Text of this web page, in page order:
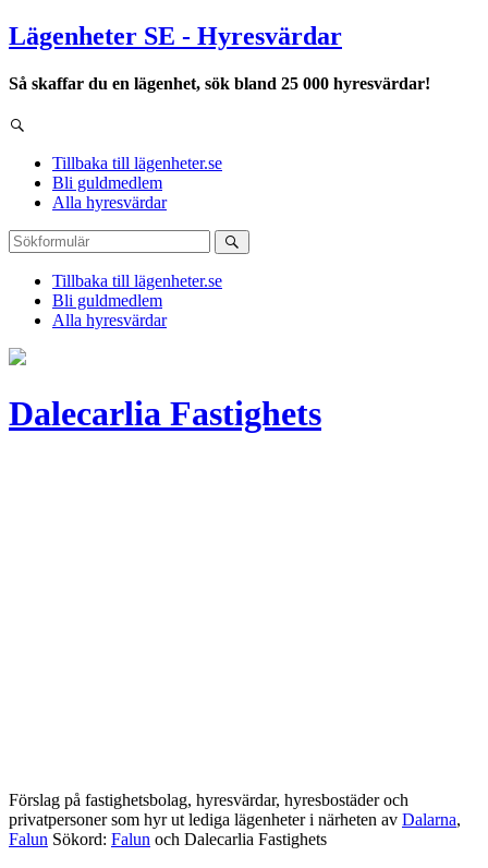
Lägenheter SE - Hyresvärdar
Så skaffar du en lägenhet, sök bland 25 000 hyresvärdar!
Tillbaka till lägenheter.se
Bli guldmedlem
Alla hyresvärdar
Tillbaka till lägenheter.se
Bli guldmedlem
Alla hyresvärdar
Dalecarlia Fastighets
Förslag på fastighetsbolag, hyresvärdar, hyresbostäder och
privatpersoner som hyr ut lediga lägenheter i närheten av Dalarna,
Falun Sökord: Falun och Dalecarlia Fastighets